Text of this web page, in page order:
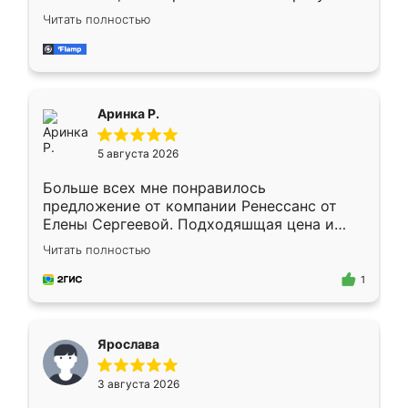
Замерщик приехал в субботу, подошёл к
делу со всей ответственностью. Собрали
за день, ребята работали аккуратно, даже
Читать полностью
Аринка Р.
5 августа 2026
Больше всех мне понравилось
предложение от компании Ренессанс от
Елены Сергеевой. Подходяшщая цена и
короткие сроки изготовления. Приехавший
для замера сотрудник Владислав
предложил по моему эскизу самый
Читать полностью
1
Ярослава
3 августа 2026